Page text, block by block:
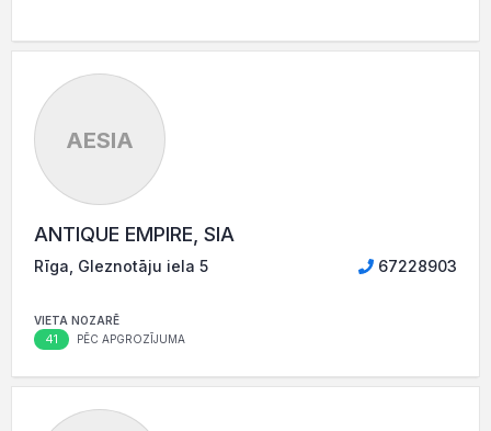
AESIA
ANTIQUE EMPIRE, SIA
Rīga, Gleznotāju iela 5 67228903
VIETA NOZARĒ
41 PĒC APGROZĪJUMA